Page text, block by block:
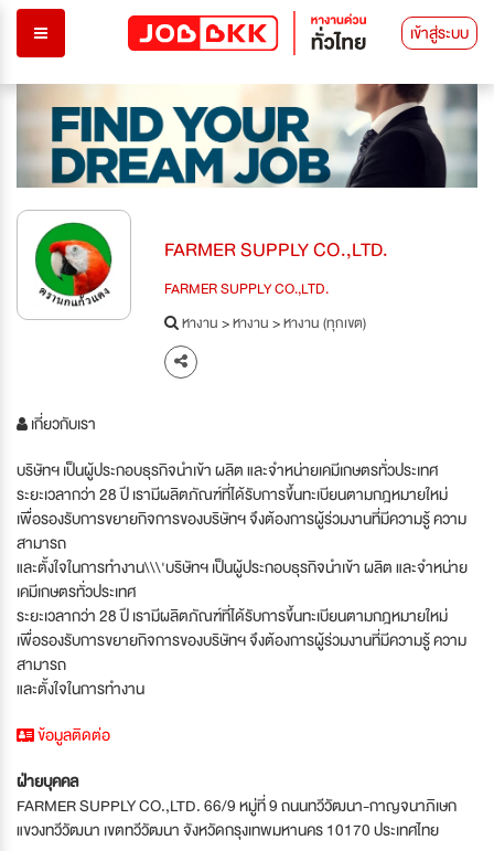
เข้าสู่ระบบ
FARMER SUPPLY CO.,LTD.
FARMER SUPPLY CO.,LTD.
หางาน>หางาน>หางาน (ทุกเขต)
เกี่ยวกับเรา
บริษัทฯ เป็นผู้ประกอบธุรกิจนำเข้า ผลิต และจำหน่ายเคมีเกษตรทั่วประเทศ
ระยะเวลากว่า 28 ปี เรามีผลิตภัณฑ์ที่ได้รับการขึ้นทะเบียนตามกฎหมายใหม่
เพื่อรองรับการขยายกิจการของบริษัทฯ จึงต้องการผู้ร่วมงานที่มีความรู้ ความ
สามารถ
และตั้งใจในการทำงาน\\\'บริษัทฯ เป็นผู้ประกอบธุรกิจนำเข้า ผลิต และจำหน่าย
เคมีเกษตรทั่วประเทศ
ระยะเวลากว่า 28 ปี เรามีผลิตภัณฑ์ที่ได้รับการขึ้นทะเบียนตามกฎหมายใหม่
เพื่อรองรับการขยายกิจการของบริษัทฯ จึงต้องการผู้ร่วมงานที่มีความรู้ ความ
สามารถ
และตั้งใจในการทำงาน
ข้อมูลติดต่อ
ฝ่ายบุคคล
FARMER SUPPLY CO.,LTD. 66/9 หมู่ที่ 9 ถนนทวีวัฒนา-กาญจนาภิเษก
แขวงทวีวัฒนา เขตทวีวัฒนา จังหวัดกรุงเทพมหานคร 10170 ประเทศไทย